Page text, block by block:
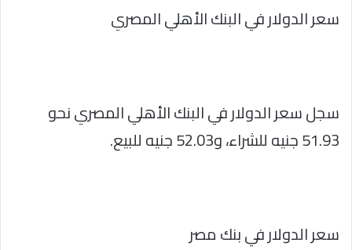
سعر الدولار في البنك الأهلي المصري
سجل سعر الدولار في البنك الأهلي المصري نحو
51.93 جنيه للشراء، و52.03 جنيه للبيع.
سعر الدولار في بنك مصر